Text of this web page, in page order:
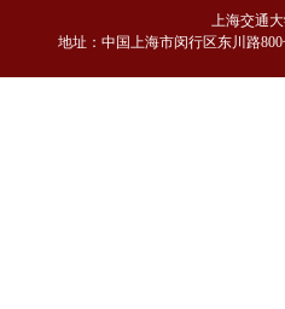
上海交通
地址：中国上海市闵行区东川路